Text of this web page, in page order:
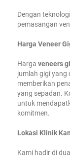
Dengan
pemasangan
Harga Veneer
Harga veneers
jumlah gigi yang
memberikan
yang sepadan.
untuk
komitmen.
Lokasi Klinik
Kami hadir di